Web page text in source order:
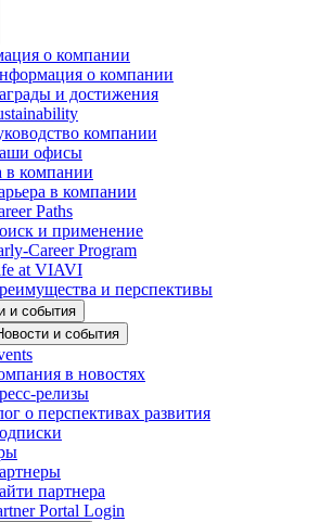
о компании
о компании
и достижения
компании
офисы
в компании
в компании
Paths
и применение
Career Program
at VIAVI
и перспективы
и события
и события
в новостях
релизы
о перспективах развития
партнера
Portal Login